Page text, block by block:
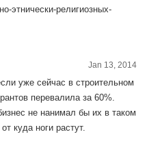
этнически-религиозных-
Jan 13, 2014
уже сейчас в строительном
перевалила за 60%.
не нанимал бы их в таком
куда ноги растут.